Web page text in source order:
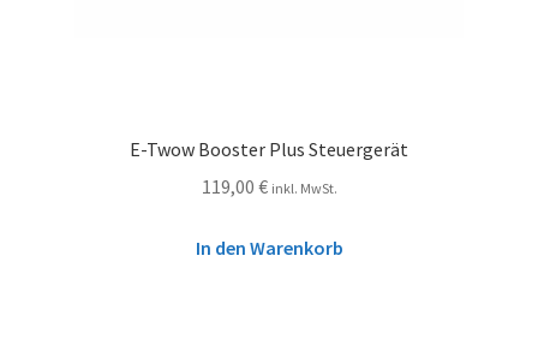
E-Twow Booster Plus Steuergerät
119,00 € inkl. MwSt.
In den Warenkorb